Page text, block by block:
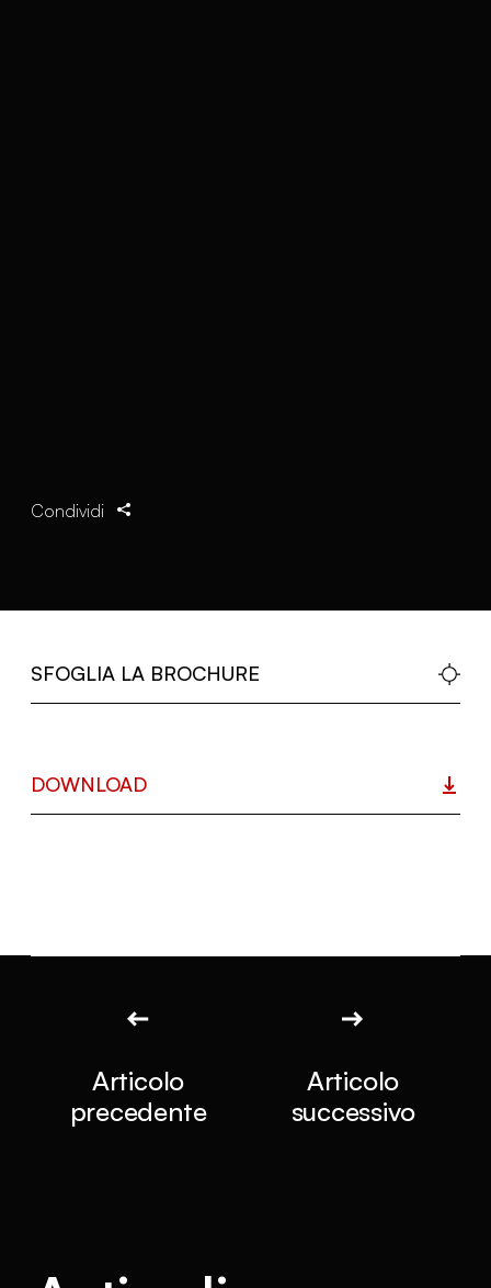
Condividi
SFOGLIA LA BROCHURE
DOWNLOAD
Articolo
precedente
Articolo
successivo